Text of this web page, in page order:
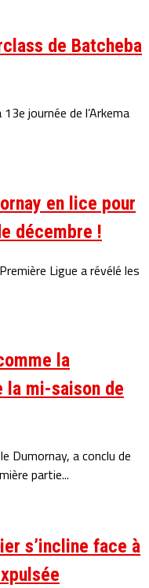
de Batcheba
journée de l’Arkema
en lice pour
décembre !
Ligue a révélé les
la
la mi-saison de
Dumornay, a conclu de
partie...
s’incline face à